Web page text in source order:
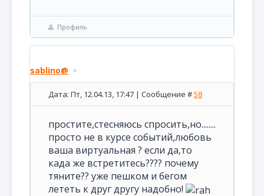
Профиль
sablino@
Дата: Пт, 12.04.13, 17:47 | Сообщение #58
простите,стесняюсь спросить,но........
просто не в курсе событий,любовь
ваша виртуальная ? если да,то
када же встретитесь???? почему
тяните?? уже пешком и бегом
лететь к друг другу надобно!